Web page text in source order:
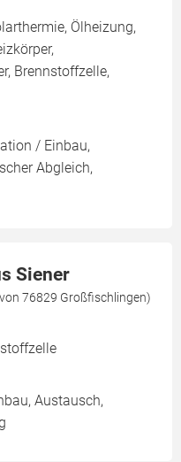
Ölheizung,
Brennstoffzelle,
/ Einbau,
Abgleich,
Siener
76829 Großfischlingen)
Austausch,